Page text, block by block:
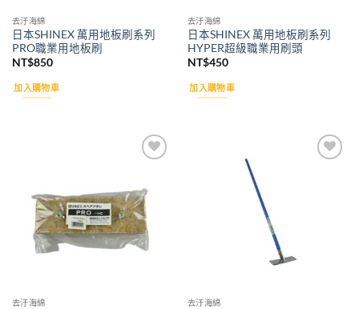
去汙海綿
日本SHINEX 萬用地板刷系列
PRO職業用地板刷
NT$850
加入購物車
去汙海綿
日本SHINEX 萬用地板刷系列
HYPER超級職業用刷頭
NT$450
加入購物車
去汙海綿 去汙海綿